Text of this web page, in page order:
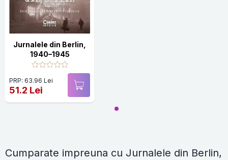
Jurnalele din Berlin,
1940–1945
PRP: 63.96 Lei
51.2 Lei
Cumparate impreuna cu Jurnalele din Berlin,